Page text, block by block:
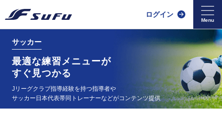
ログイン
サッカー
最適な練習メニューが
すぐ見つかる
Jリーグクラブ指導経験を持つ指導者や
サッカー日本代表帯同 トレーナーなどがコンテンツ提供